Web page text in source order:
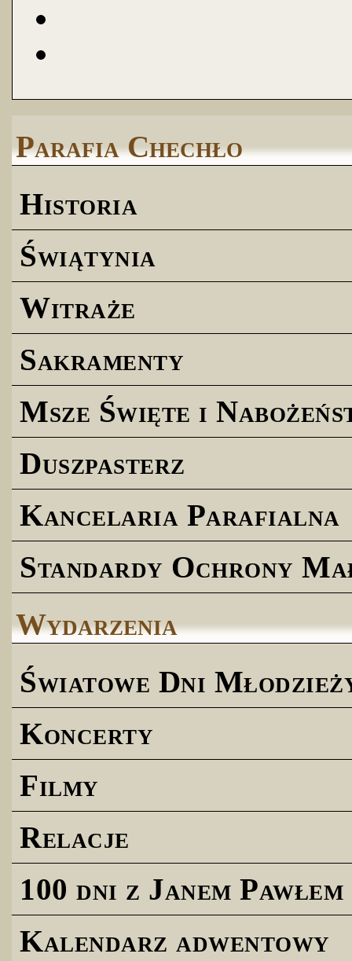
Parafia Chechło
Historia
Świątynia
Witraże
Sakramenty
Msze Święte i
Duszpasterz
Kancelaria Parafialna
Standardy Ochrony
Wydarzenia
Światowe Dni
Koncerty
Filmy
Relacje
100 dni z Janem
Kalendarz adwentowy